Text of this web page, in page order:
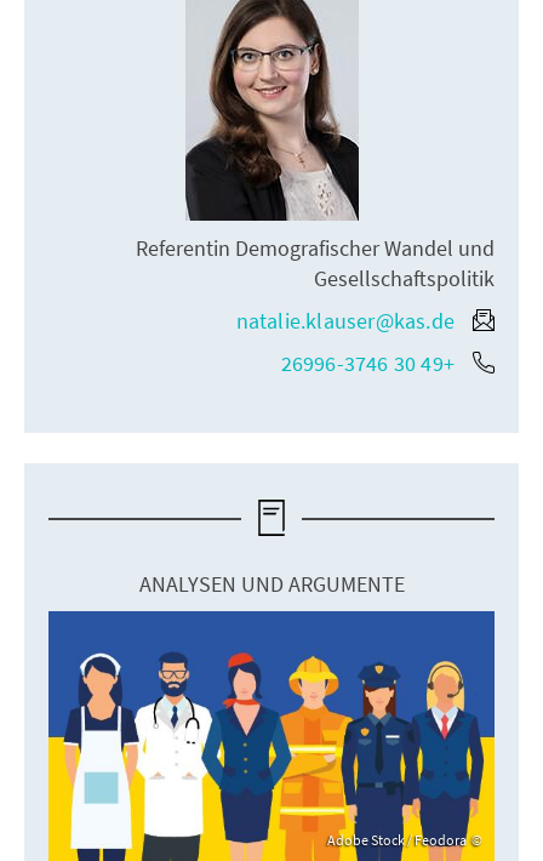
Referentin Demografischer Wandel und
Gesellschaftspolitik
natalie.klauser@kas.de
+49 30 26996-3746
ANALYSEN UND ARGUMENTE
Adobe Stock / Feodora